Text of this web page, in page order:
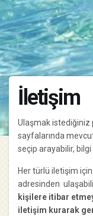
İletişim
Ulaşmak istediğiniz
sayfalarında
seçip arayabilir,
Her türlü iletişim
adresinden
kişilere itibar
iletişim kurarak